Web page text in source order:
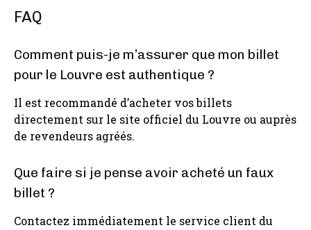
FAQ
Comment puis-je m’assurer que mon billet
pour le Louvre est authentique ?
Il est recommandé d’acheter vos billets
directement sur le site officiel du Louvre ou auprès
de revendeurs agréés.
Que faire si je pense avoir acheté un faux
billet ?
Contactez immédiatement le service client du